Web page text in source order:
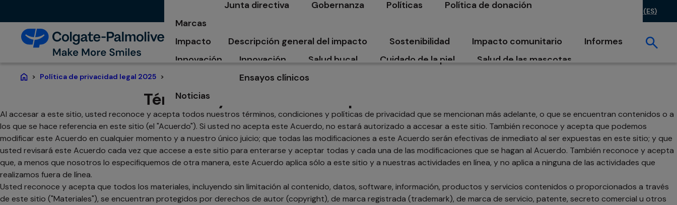
Contáctenos Preguntas frecuentes Inversores se abre en una pestaña
VE (ES)
se abre en
Junta directiva Gobernanza Políticas
Política de donación
Marcas
Impacto
Descripción general del impacto Sostenibilidad Impacto comunitario Informes
se abre en una
Innovación Innovación Salud bucal Cuidado de la piel Salud de las mascotas
Ensayos clínicos
Noticias
se abre en una pestaña nueva
Política de privacidad legal 2025 Términos y condiciones respecto al uso de este sitio
Términos y condiciones respecto al uso de este sitio
Al accesar a este sitio, usted reconoce y acepta todos nuestros términos, condiciones y políticas de privacidad que se mencionan más adelante, o que se encuentran contenidos o a
los que se hace referencia en este sitio (el "Acuerdo"). Si usted no acepta este Acuerdo, no estará autorizado a accesar a este sitio. También reconoce y acepta que podemos
modificar este Acuerdo en cualquier momento y a nuestro único juicio; que todas las modificaciones a este Acuerdo serán efectivas de inmediato al ser expuestas en este sitio; y que
usted revisará este Acuerdo cada vez que accese a este sitio para enterarse y aceptar todas y cada una de las modificaciones que se hagan al Acuerdo. También reconoce y acepta
que, a menos que nosotros lo especifiquemos de otra manera, este Acuerdo aplica sólo a este sitio y a nuestras actividades en línea, y no aplica a ninguna de las actividades que
realizamos fuera de línea.
Usted reconoce y acepta que todos los materiales, incluyendo sin limitación al contenido, datos, software, información, productos y servicios contenidos o proporcionados a través
de este sitio ("Materiales"), se encuentran protegidos por derechos de autor (copyright), de marca registrada (trademark), de marca de servicio, patente, secreto comercial u otros